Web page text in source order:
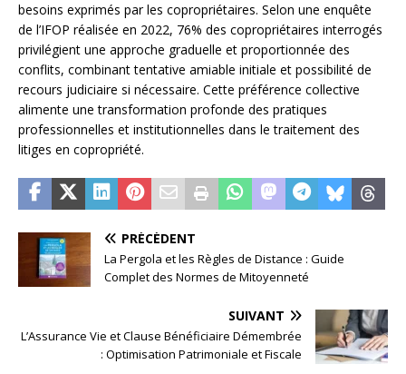
besoins exprimés par les copropriétaires. Selon une enquête
de l’IFOP réalisée en 2022, 76% des copropriétaires interrogés
privilégient une approche graduelle et proportionnée des
conflits, combinant tentative amiable initiale et possibilité de
recours judiciaire si nécessaire. Cette préférence collective
alimente une transformation profonde des pratiques
professionnelles et institutionnelles dans le traitement des
litiges en copropriété.
PRÉCÉDENT
La Pergola et les Règles de Distance : Guide
Complet des Normes de Mitoyenneté
SUIVANT
L’Assurance Vie et Clause Bénéficiaire Démembrée
: Optimisation Patrimoniale et Fiscale